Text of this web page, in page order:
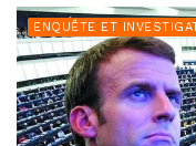
ENQUÊTE ET